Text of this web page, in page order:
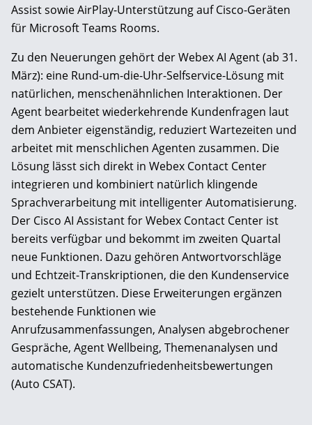
Assist sowie AirPlay-Unterstützung auf Cisco-Geräten
für Microsoft Teams Rooms.
Zu den Neuerungen gehört der Webex AI Agent (ab 31.
März): eine Rund-um-die-Uhr-Selfservice-Lösung mit
natürlichen, menschenähnlichen Interaktionen. Der
Agent bearbeitet wiederkehrende Kundenfragen laut
dem Anbieter eigenständig, reduziert Wartezeiten und
arbeitet mit menschlichen Agenten zusammen. Die
Lösung lässt sich direkt in Webex Contact Center
integrieren und kombiniert natürlich klingende
Sprachverarbeitung mit intelligenter Automatisierung.
Der Cisco AI Assistant for Webex Contact Center ist
bereits verfügbar und bekommt im zweiten Quartal
neue Funktionen. Dazu gehören Antwortvorschläge
und Echtzeit-Transkriptionen, die den Kundenservice
gezielt unterstützen. Diese Erweiterungen ergänzen
bestehende Funktionen wie
Anrufzusammenfassungen, Analysen abgebrochener
Gespräche, Agent Wellbeing, Themenanalysen und
automatische Kundenzufriedenheitsbewertungen
(Auto CSAT).